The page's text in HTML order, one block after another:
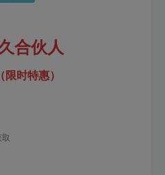
合伙人
时特惠）